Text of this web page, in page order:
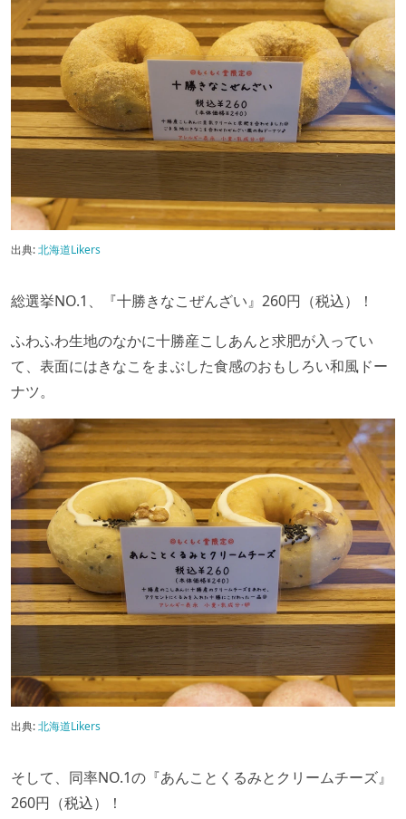
出典:北海道Likers
総選挙NO.1、『十勝きなこぜんざい』260円（税込）！
ふわふわ生地のなかに十勝産こしあんと求肥が入ってい
て、表面にはきなこをまぶした食感のおもしろい和風ドー
ナツ。
出典:北海道Likers
そして、同率NO.1の『あんことくるみとクリームチーズ』
260円（税込）！